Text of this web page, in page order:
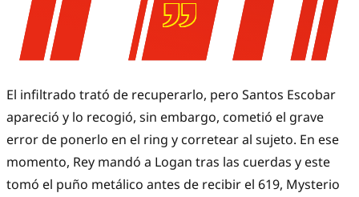
El infiltrado trató de recuperarlo, pero Santos Escobar
apareció y lo recogió, sin embargo, cometió el grave
error de ponerlo en el ring y corretear al sujeto. En ese
momento, Rey mandó a Logan tras las cuerdas y este
tomó el puño metálico antes de recibir el 619, Mysterio